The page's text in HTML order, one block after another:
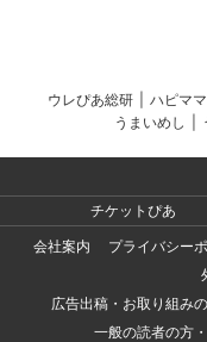
ウレぴあ総研 ハピマ
うまいめし
チケットぴあ
会社案内
プライバシー
広告出稿・お取り組み
一般の読者の方